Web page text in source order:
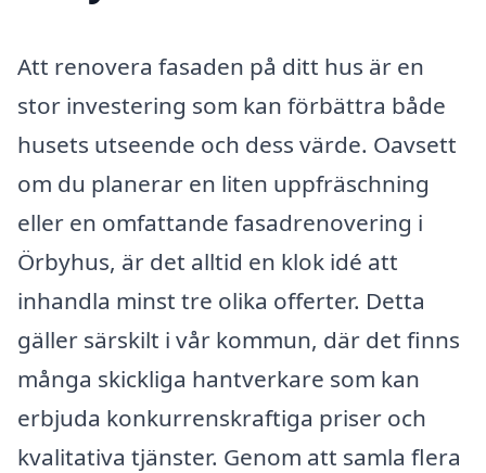
Att renovera fasaden på ditt hus är en
stor investering som kan förbättra både
husets utseende och dess värde. Oavsett
om du planerar en liten uppfräschning
eller en omfattande fasadrenovering i
Örbyhus, är det alltid en klok idé att
inhandla minst tre olika offerter. Detta
gäller särskilt i vår kommun, där det finns
många skickliga hantverkare som kan
erbjuda konkurrenskraftiga priser och
kvalitativa tjänster. Genom att samla flera